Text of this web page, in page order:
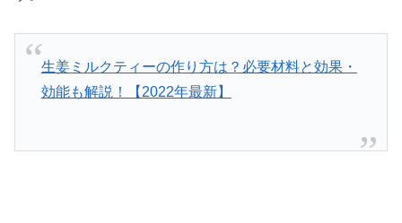
生姜ミルクティーの作り方は？必要材料と効果・
効能も解説！【2022年最新】